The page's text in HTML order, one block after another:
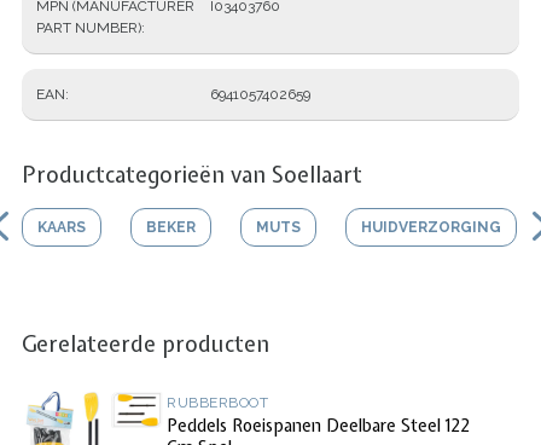
MPN (MANUFACTURER
PART NUMBER)
I03403760
EAN 6941057402659
Productcategorieën van Soellaart
KAARS BEKER MUTS HUIDVERZORGING
Gerelateerde producten
RUBBERBOOT
Peddels Roeispanen Deelbare Steel 122